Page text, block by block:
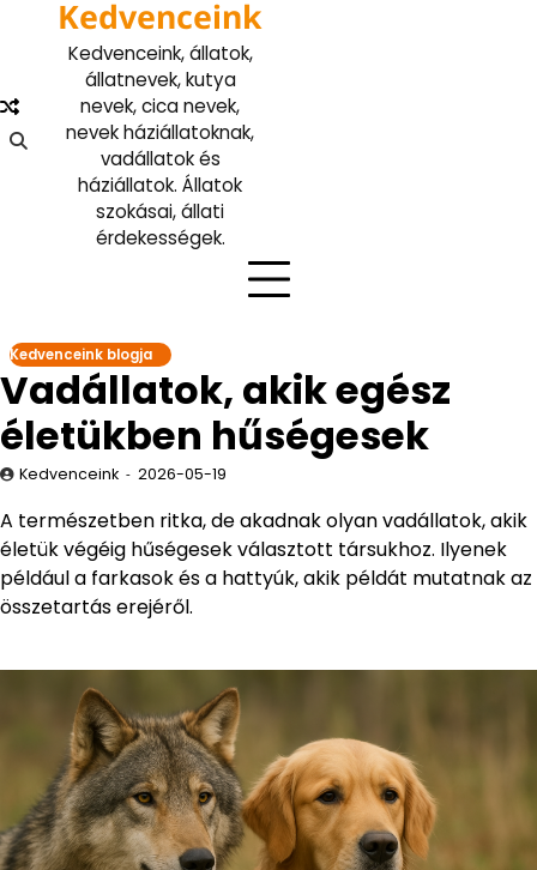
Kedvenceink
Kedvenceink, állatok,
állatnevek, kutya
nevek, cica nevek,
nevek háziállatoknak,
vadállatok és
háziállatok. Állatok
szokásai, állati
érdekességek.
Kedvenceink blogja
Vadállatok, akik egész
életükben hűségesek
Kedvenceink 2026-05-19
A természetben ritka, de akadnak olyan vadállatok, akik
életük végéig hűségesek választott társukhoz. Ilyenek
például a farkasok és a hattyúk, akik példát mutatnak az
összetartás erejéről.